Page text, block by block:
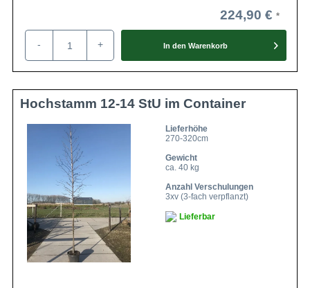
224,90 €
- + In den Warenkorb
Hochstamm 12-14 StU im Container
Lieferhöhe
270-320cm
Gewicht
ca. 40 kg
Anzahl Verschulungen
3xv (3-fach verpflanzt)
Lieferbar